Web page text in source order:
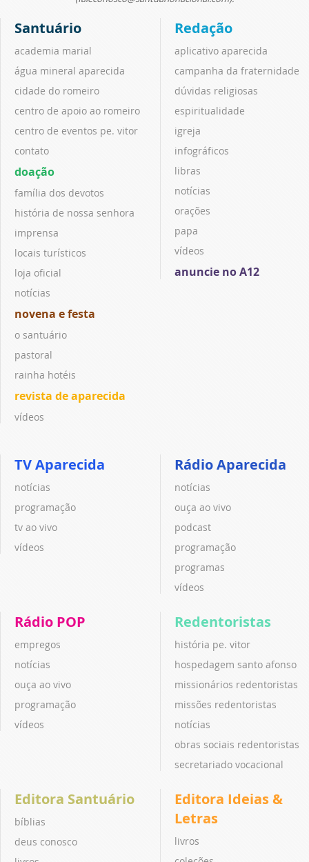
Santuário
academia marial
água mineral aparecida
cidade do romeiro
centro de apoio ao romeiro
centro de eventos pe. vitor
contato
doação
família dos devotos
história de nossa senhora
imprensa
locais turísticos
loja oficial
notícias
novena e festa
o santuário
pastoral
rainha hotéis
revista de aparecida
vídeos
Redação
aplicativo aparecida
campanha da fraternidade
dúvidas religiosas
espiritualidade
igreja
infográficos
libras
notícias
orações
papa
vídeos
anuncie no A12
TV Aparecida
notícias
programação
tv ao vivo
vídeos
Rádio Aparecida
notícias
ouça ao vivo
podcast
programação
programas
vídeos
Rádio POP
empregos
notícias
ouça ao vivo
programação
vídeos
Redentoristas
história pe. vitor
hospedagem santo afonso
missionários redentoristas
missões redentoristas
notícias
obras sociais redentoristas
secretariado vocacional
Editora Santuário
bíblias
deus conosco
Editora Ideias &
Letras
livros